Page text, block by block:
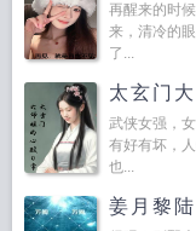
再醒来的时
来，清冷的
了...
太玄门
武侠女强，
有好有坏，
也...
姜月黎陆